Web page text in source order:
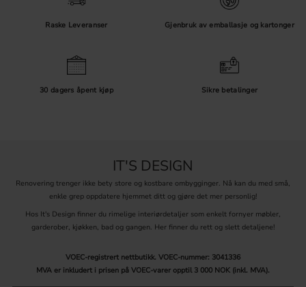
Raske Leveranser Gjenbruk av emballasje og kartonger
30 dagers åpent kjøp Sikre betalinger
IT'S DESIGN
Renovering trenger ikke bety store og kostbare ombygginger. Nå kan du med små,
enkle grep oppdatere hjemmet ditt og gjøre det mer personlig!
Hos It's Design finner du rimelige interiørdetaljer som enkelt fornyer møbler,
garderober, kjøkken, bad og gangen. Her finner du rett og slett detaljene!
VOEC-registrert nettbutikk. VOEC-nummer: 3041336
MVA er inkludert i prisen på VOEC-varer opptil 3 000 NOK (inkl. MVA).